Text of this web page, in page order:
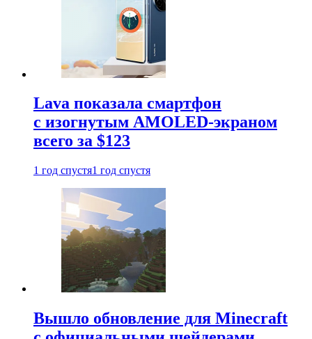
Lava показала смартфон
с изогнутым AMOLED-экраном
всего за $123
1 год спустя1 год спустя
Вышло обновление для Minecraft